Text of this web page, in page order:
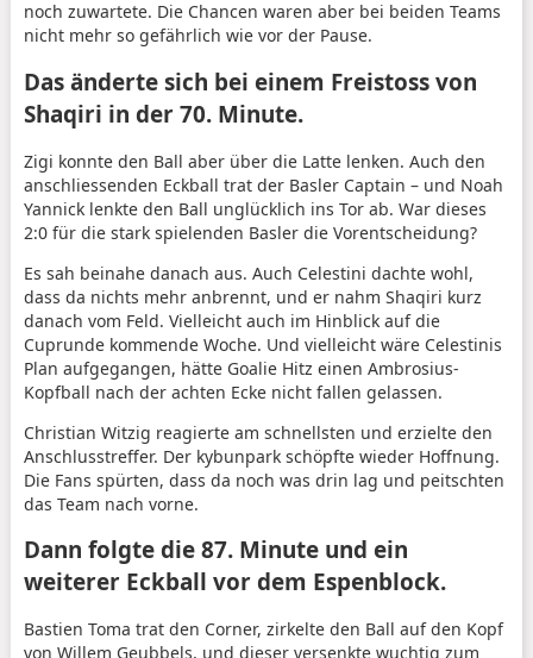
noch zuwartete. Die Chancen waren aber bei beiden Teams
nicht mehr so gefährlich wie vor der Pause.
Das änderte sich bei einem Freistoss von
Shaqiri in der 70. Minute.
Zigi konnte den Ball aber über die Latte lenken. Auch den
anschliessenden Eckball trat der Basler Captain – und Noah
Yannick lenkte den Ball unglücklich ins Tor ab. War dieses
2:0 für die stark spielenden Basler die Vorentscheidung?
Es sah beinahe danach aus. Auch Celestini dachte wohl,
dass da nichts mehr anbrennt, und er nahm Shaqiri kurz
danach vom Feld. Vielleicht auch im Hinblick auf die
Cuprunde kommende Woche. Und vielleicht wäre Celestinis
Plan aufgegangen, hätte Goalie Hitz einen Ambrosius-
Kopfball nach der achten Ecke nicht fallen gelassen.
Christian Witzig reagierte am schnellsten und erzielte den
Anschlusstreffer. Der kybunpark schöpfte wieder Hoffnung.
Die Fans spürten, dass da noch was drin lag und peitschten
das Team nach vorne.
Dann folgte die 87. Minute und ein
weiterer Eckball vor dem Espenblock.
Bastien Toma trat den Corner, zirkelte den Ball auf den Kopf
von Willem Geubbels, und dieser versenkte wuchtig zum